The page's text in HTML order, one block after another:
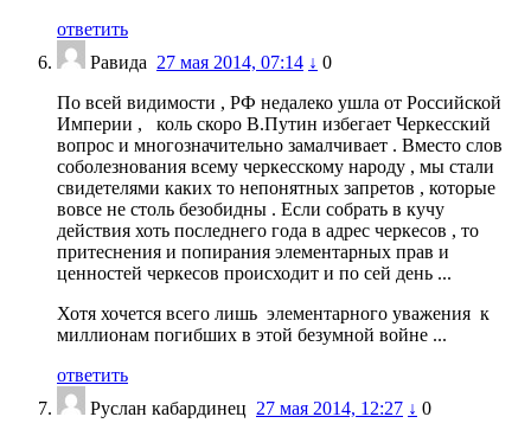
ответить
Равида 27 мая 2014, 07:14 ↓ 0
По всей видимости , РФ недалеко ушла от Российской
Империи , коль скоро В.Путин избегает Черкесский
вопрос и многозначительно замалчивает . Вместо слов
соболезнования всему черкесскому народу , мы стали
свидетелями каких то непонятных запретов , которые
вовсе не столь безобидны . Если собрать в кучу
действия хоть последнего года в адрес черкесов , то
притеснения и попирания элементарных прав и
ценностей черкесов происходит и по сей день ...
Хотя хочется всего лишь элементарного уважения к
миллионам погибших в этой безумной войне ...
ответить
Руслан кабардинец 27 мая 2014, 12:27 ↓ 0